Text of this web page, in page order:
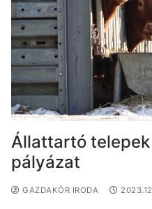
Állattartó
pályázat
GAZDAKÖR IRODA